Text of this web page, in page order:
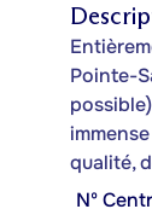
Pointe-
qualité,
Nº